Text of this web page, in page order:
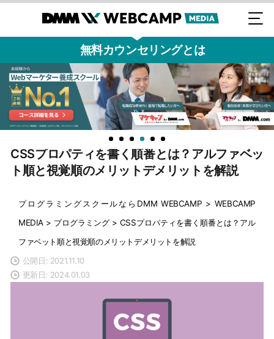
無料カウンセリングとは
CSSプロパティを書く順番とは？アルファベッ
ト順と視覚順のメリットデメリットを解説
プログラミングスクールならDMM WEBCAMP > WEBCAMP
MEDIA > プログラミング> CSSプロパティを書く順番とは？アル
ファベット順と視覚順のメリットデメリットを解説
公開日: 2021.11.10
更新日: 2024.01.03